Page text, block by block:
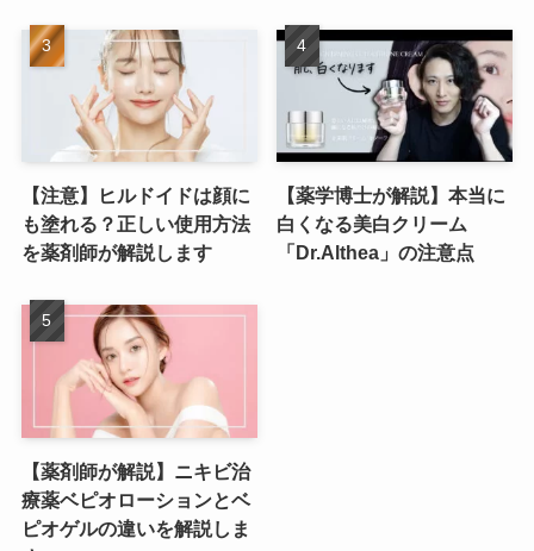
【注意】ヒルドイドは顔に
も塗れる？正しい使用方法
を薬剤師が解説します
【薬学博士が解説】本当に
白くなる美白クリーム
「Dr.Althea」の注意点
【薬剤師が解説】ニキビ治
療薬ベピオローションとベ
ピオゲルの違いを解説しま